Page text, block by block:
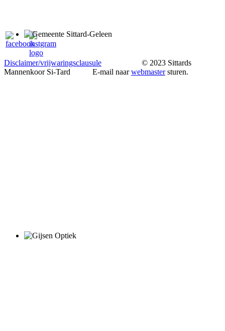
Disclaimer/vrijwaringsclausule © 2023 Sittards
Mannenkoor Si-Tard E-mail naarwebmastersturen.